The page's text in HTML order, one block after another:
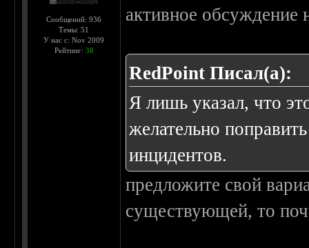
Сообщений: 936
Темы: 51
У нас с: Nov 2009
Рейтинг: 38
активное обсуждение
RedPoint Писал(а):
Я лишь указал, что
желательно
инцидентов.
предложите свой
существующей, то